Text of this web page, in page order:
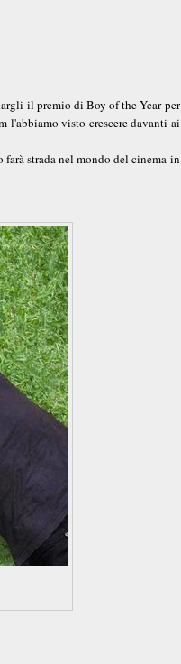
il premio di Boy of the Year per
l'abbiamo visto crescere davanti ai
strada nel mondo del cinema in